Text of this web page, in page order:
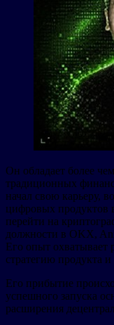
Он обладает более
традиционных
начал свою карьеру,
цифровых продуктов
перейти на
должности в OKX,
Его опыт охватывает
стратегию продукта
Его прибытие
успешного запуска
расширения